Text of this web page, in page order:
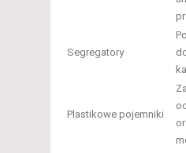
Segregatory
Plastikowe pojemniki